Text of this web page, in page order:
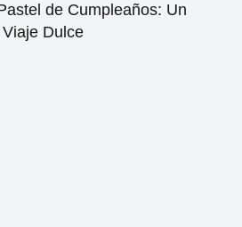
de Cumpleaños: Un
Viaje Dulce